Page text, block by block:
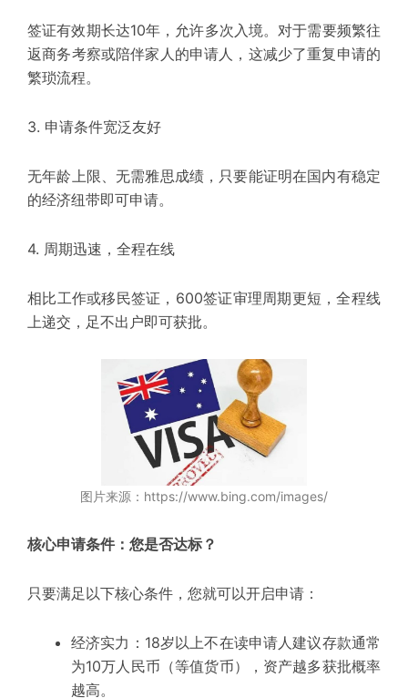
签证有效期长达10年，允许多次入境。对于需要频繁往
返商务考察或陪伴家人的申请人，这减少了重复申请的
繁琐流程。
3. 申请条件宽泛友好
无年龄上限、无需雅思成绩，只要能证明在国内有稳定
的经济纽带即可申请。
4. 周期迅速，全程在线
相比工作或移民签证，600签证审理周期更短，全程线
上递交，足不出户即可获批。
图片来源：https://www.bing.com/images/
核心申请条件：您是否达标？
只要满足以下核心条件，您就可以开启申请：
经济实力： 18岁以上不在读申请人建议存款通常
为10万人民币 （等值货币），资产越多获批概率
越高。